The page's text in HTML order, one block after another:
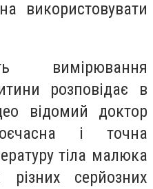
використовувати
вимірювання
розповідає в
відомий доктор
і точна
тіла малюка
різних серйозних